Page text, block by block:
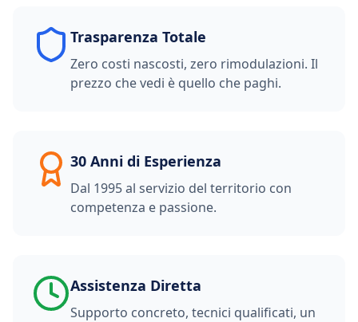
Trasparenza Totale
Zero costi nascosti, zero rimodulazioni. Il
prezzo che vedi è quello che paghi.
30 Anni di Esperienza
Dal 1995 al servizio del territorio con
competenza e passione.
Assistenza Diretta
Supporto concreto, tecnici qualificati, un